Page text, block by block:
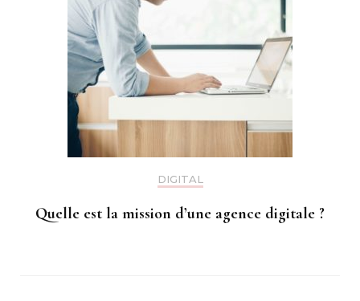
DIGITAL
Quelle est la mission d’une agence digitale ?